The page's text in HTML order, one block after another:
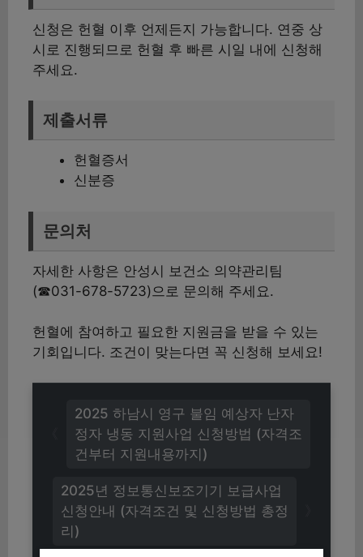
신청은 헌혈 이후 언제든지 가능합니다. 연중 상
시로 진행되므로 헌혈 후 빠른 시일 내에 신청해
주세요.
제출서류
헌혈증서
신분증
문의처
자세한 사항은 안성시 보건소 의약관리팀
(☎031-678-5723)으로 문의해 주세요.
헌혈에 참여하고 필요한 지원금을 받을 수 있는
기회입니다. 조건이 맞는다면 꼭 신청해 보세요!
2025년 정보통신보조기기 보급사업
신청안내 (자격조건 및 신청방법 총정
리)
2025 하남시 영구 불임 예상자 난자
정자 냉동 지원사업 신청방법 (자격조
건부터 지원내용까지)